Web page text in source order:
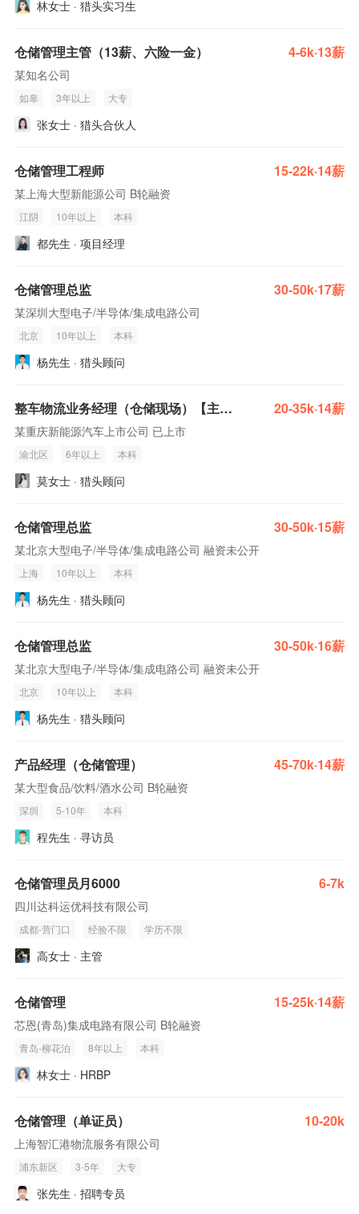
林女士 · 猎头实习生
仓储管理主管（13薪、六险一金） 4-6k·13薪
某知名公司
如皋 3年以上 大专
张女士 · 猎头合伙人
仓储管理工程师 15-22k·14薪
某上海大型新能源公司 B轮融资
江阴 10年以上 本科
都先生 · 项目经理
仓储管理总监 30-50k·17薪
某深圳大型电子/半导体/集成电路公司
北京 10年以上 本科
杨先生 · 猎头顾问
整车物流业务经理（仓储现场）【主机厂，base重庆，仓储管理骨干岗】 20-35k·14薪
某重庆新能源汽车上市公司 已上市
渝北区 6年以上 本科
莫女士 · 猎头顾问
仓储管理总监 30-50k·15薪
某北京大型电子/半导体/集成电路公司 融资未公开
上海 10年以上 本科
杨先生 · 猎头顾问
仓储管理总监 30-50k·16薪
某北京大型电子/半导体/集成电路公司 融资未公开
北京 10年以上 本科
杨先生 · 猎头顾问
产品经理（仓储管理） 45-70k·14薪
某大型食品/饮料/酒水公司 B轮融资
深圳 5-10年 本科
程先生 · 寻访员
仓储管理员月6000 6-7k
四川达科运优科技有限公司
成都-营门口 经验不限 学历不限
高女士 · 主管
仓储管理 15-25k·14薪
芯恩(青岛)集成电路有限公司 B轮融资
青岛-柳花泊 8年以上 本科
林女士 · HRBP
仓储管理（单证员） 10-20k
上海智汇港物流服务有限公司
浦东新区 3-5年 大专
张先生 · 招聘专员